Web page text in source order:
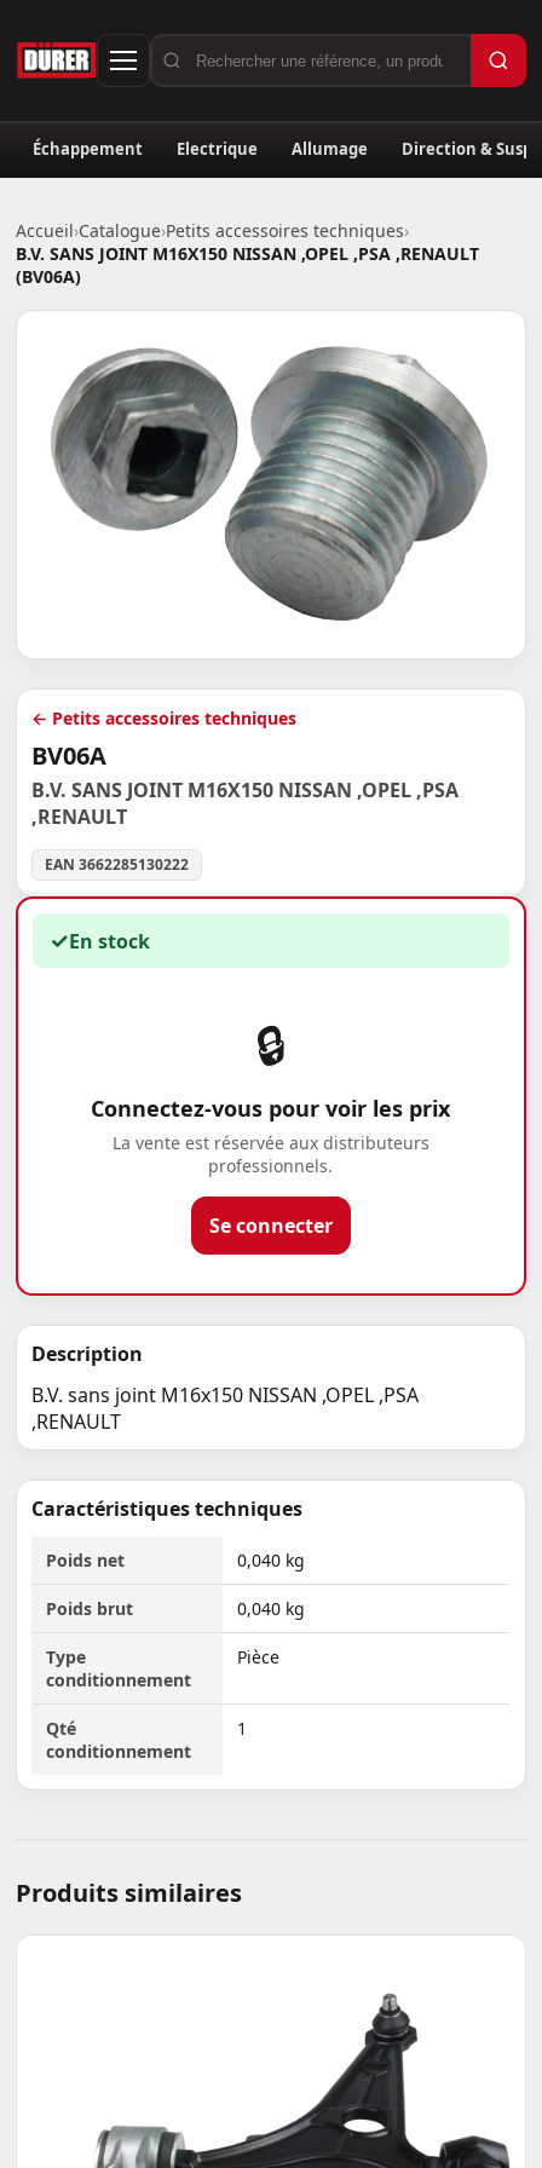
Échappement Electrique Allumage Direction &
Accueil›Catalogue›Petits accessoires techniques›
B.V. SANS JOINT M16X150 NISSAN ,OPEL ,PSA ,RENAULT
(BV06A)
← Petits accessoires techniques
BV06A
B.V. SANS JOINT M16X150 NISSAN ,OPEL ,PSA
,RENAULT
EAN 3662285130222
✓En stock
🔒
Connectez-vous pour voir les prix
La vente est réservée aux distributeurs
professionnels.
Se connecter
Description
B.V. sans joint M16x150 NISSAN ,OPEL ,PSA
,RENAULT
Caractéristiques techniques
Poids net 0,040 kg
Poids brut 0,040 kg
Type
conditionnement
Pièce
Qté
conditionnement
1
Produits similaires